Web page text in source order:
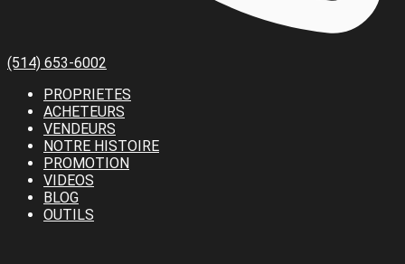
(514) 653-6002
PROPRIETES
ACHETEURS
VENDEURS
NOTRE HISTOIRE
PROMOTION
VIDEOS
BLOG
OUTILS